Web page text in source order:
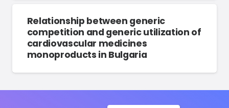
Relationship between generic
competition and generic utilization of
cardiovascular medicines
monoproducts in Bulgaria